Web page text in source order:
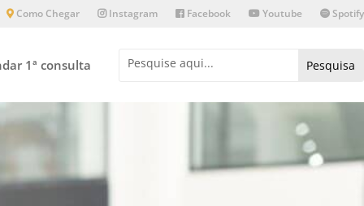
Como Chegar Instagram Facebook Youtube Spotify
1ª consulta